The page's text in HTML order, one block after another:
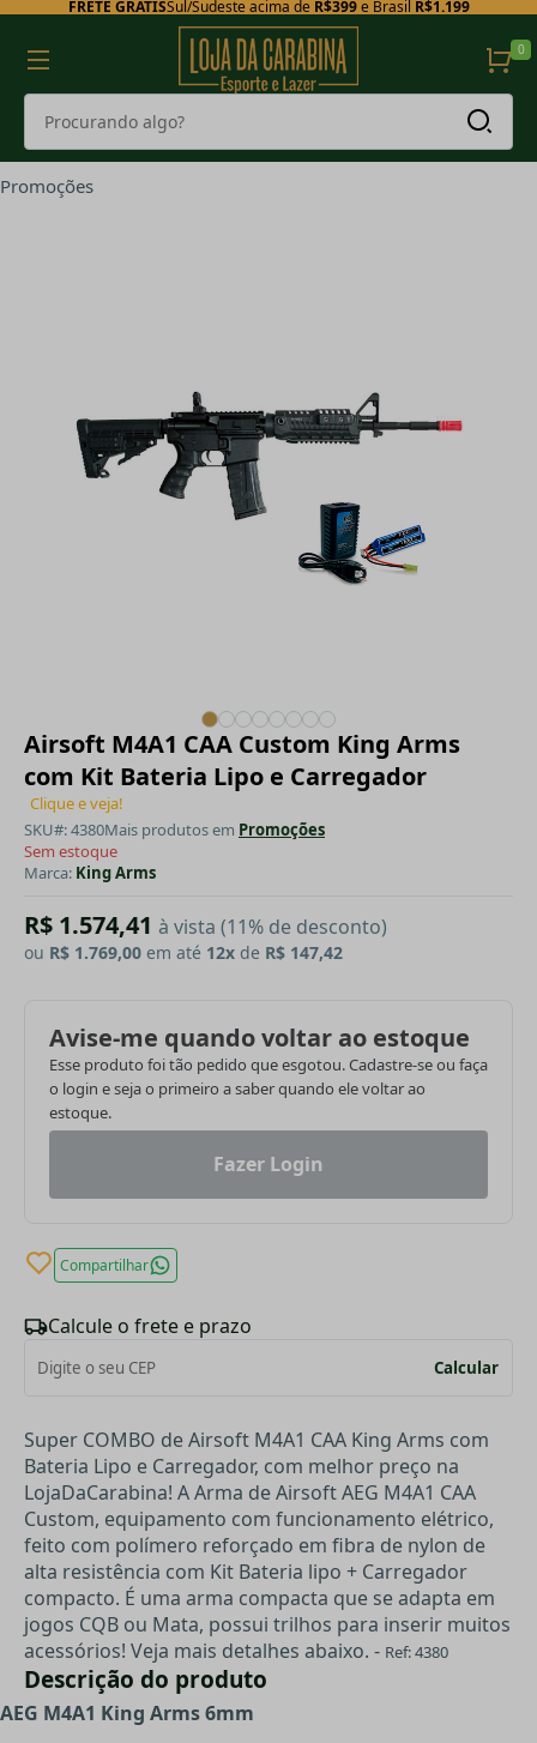
FRETE GRÁTISSul/Sudeste acima de R$399e Brasil R$1.199
0
Promoções
Airsoft M4A1 CAA Custom King Arms
com Kit Bateria Lipo e Carregador
Clique e veja!
SKU#: 4380Mais produtos em Promoções
Sem estoque
Marca: King Arms
R$ 1.574,41 à vista (11% de desconto)
ou R$ 1.769,00 em até 12x de R$ 147,42
Avise-me quando voltar ao estoque
Esse produto foi tão pedido que esgotou. Cadastre-se ou faça
o login e seja o primeiro a saber quando ele voltar ao
estoque.
Fazer Login
Compartilhar
Calcule o frete e prazo
Calcular
Super COMBO de Airsoft M4A1 CAA King Arms com
Bateria Lipo e Carregador, com melhor preço na
LojaDaCarabina! A Arma de Airsoft AEG M4A1 CAA
Custom, equipamento com funcionamento elétrico,
feito com polímero reforçado em fibra de nylon de
alta resistência com Kit Bateria lipo + Carregador
compacto. É uma arma compacta que se adapta em
jogos CQB ou Mata, possui trilhos para inserir muitos
acessórios! Veja mais detalhes abaixo. - Ref: 4380
Descrição do produto
AEG M4A1 King Arms 6mm